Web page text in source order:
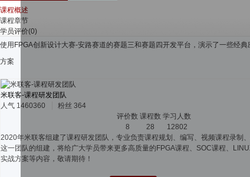
课程概述
课程章节
学员评价(0)
使用FPGA创新设计大赛-安路赛道的赛题三和赛题四开发平台，演示了一些经
方案
米联客-课程研发团队
人气 1460360 粉丝 364
评价数
8
课程数
28
学习人数
12802
2020年米联客组建了课程研发团队，专业负责课程规划、编写、视频课程录制、
这一团队的组建，将给广大学员带来更多高质量的FPGA课程、SOC课程、
实战方案等内容，敬请期待！